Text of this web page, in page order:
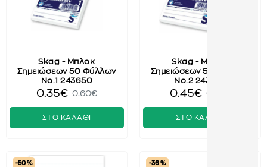
Skag - Μπλοκ
Σημειώσεων 50 Φύλλων
No.1 243650
0.35€ 0.60€
ΣΤΟ ΚΑΛΑΘΙ
Skag - Μπλοκ
Σημειώσεων 50 Φύλλων
No.2 243667
0.45€ 0.70€
ΣΤΟ ΚΑΛΑΘΙ
-50 % -36 %